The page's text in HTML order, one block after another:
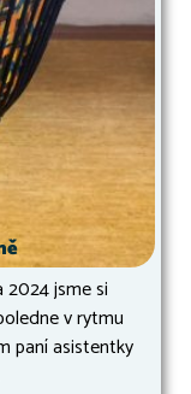
2024 jsme si
v rytmu
paní asistentky